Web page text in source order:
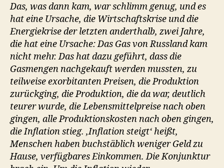
Das, was dann kam, war schlimm genug, und es
hat eine Ursache, die Wirtschaftskrise und die
Energiekrise der letzten anderthalb, zwei Jahre,
die hat eine Ursache: Das Gas von Russland kam
nicht mehr. Das hat dazu geführt, dass die
Gasmengen nachgekauft werden mussten, zu
teilweise exorbitanten Preisen, die Produktion
zurückging, die Produktion, die da war, deutlich
teurer wurde, die Lebensmittelpreise nach oben
gingen, alle Produktionskosten nach oben gingen,
die Inflation stieg. ‚Inflation steigt‘ heißt,
Menschen haben buchstäblich weniger Geld zu
Hause, verfügbares Einkommen. Die Konjunktur